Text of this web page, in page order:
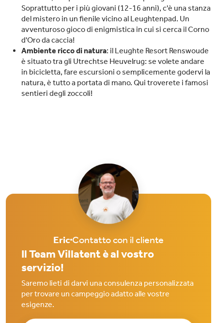
Soprattutto per i più giovani (12-16 anni), c'è una stanza
del mistero in un fienile vicino al Leughtenpad. Un
avventuroso gioco di enigmistica in cui si cerca il Corno
d'Oro da caccia!
Ambiente ricco di natura: il Leughte Resort Renswoude
è situato tra gli Utrechtse Heuvelrug: se volete andare
in bicicletta, fare escursioni o semplicemente godervi la
natura, è tutto a portata di mano. Qui troverete i famosi
sentieri degli zoccoli!
Eric Contatto con il cliente
Il Team Villatent è al vostro
servizio!
Saremo lieti di darvi una consulenza personalizzata
per trovare un campeggio adatto alle vostre
esigenze.